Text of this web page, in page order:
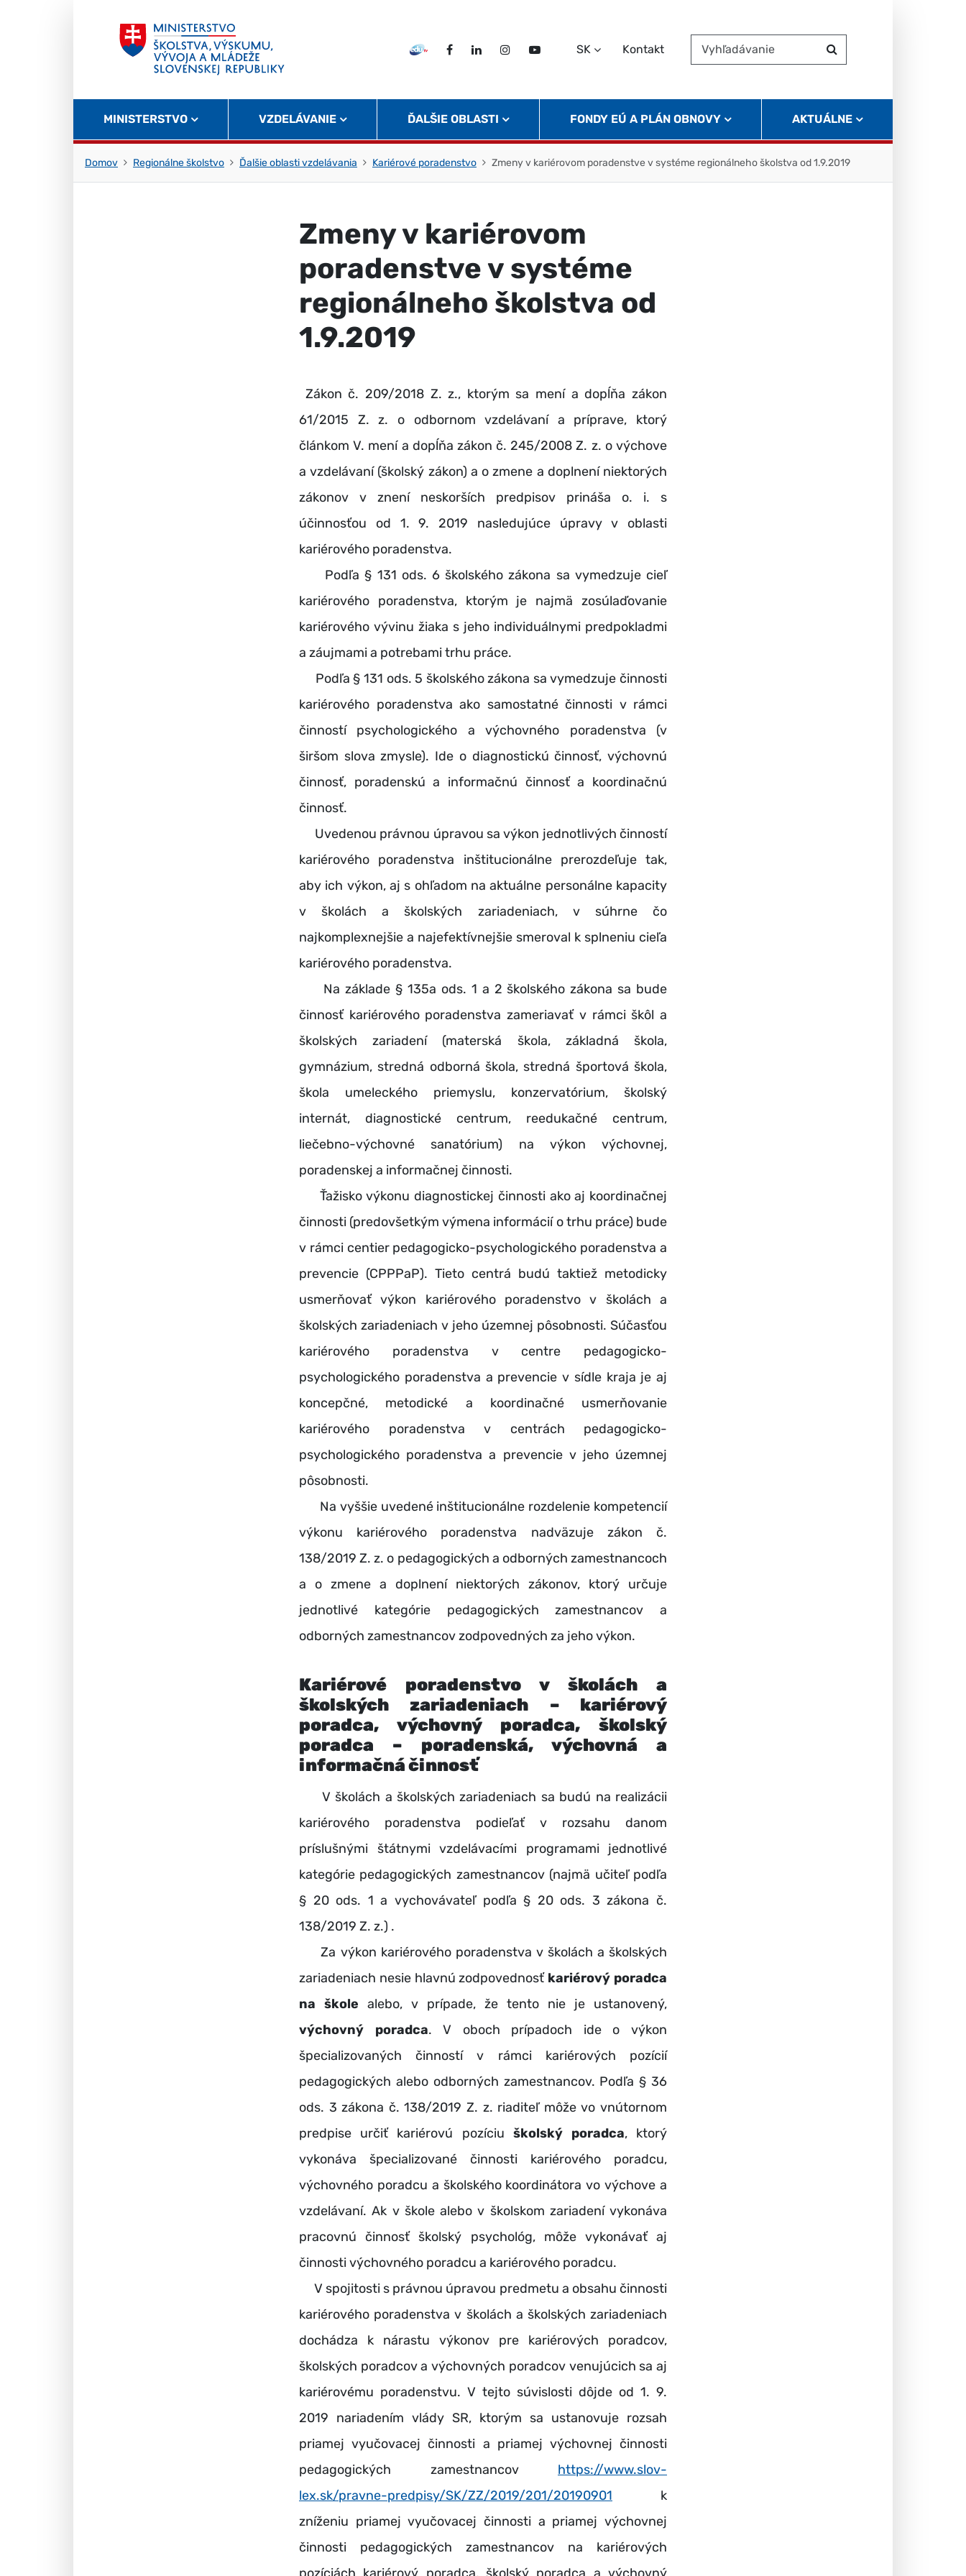
EDU TVFacebookLinkedInInstagram
Twitter
SK Kontakt
Vyhľadávanie
Hľadať
MINISTERSTVO VZDELÁVANIE ĎALŠIE OBLASTI FONDY EÚ A PLÁN OBNOVY AKTUÁLNE
Domov Regionálne školstvo Ďalšie oblasti vzdelávania Kariérové poradenstvo Zmeny v kariérovom poradenstve v systéme regionálneho školstva od 1.9.2019
Zmeny v kariérovom
poradenstve v systéme
regionálneho školstva od
1.9.2019
Zákon č. 209/2018 Z. z., ktorým sa mení a dopĺňa zákon
61/2015 Z. z. o odbornom vzdelávaní a príprave, ktorý
článkom V. mení a dopĺňa zákon č. 245/2008 Z. z. o výchove
a vzdelávaní (školský zákon) a o zmene a doplnení niektorých
zákonov v znení neskorších predpisov prináša o. i. s
účinnosťou od 1. 9. 2019 nasledujúce úpravy v oblasti
kariérového poradenstva.
Podľa § 131 ods. 6 školského zákona sa vymedzuje cieľ
kariérového poradenstva, ktorým je najmä zosúlaďovanie
kariérového vývinu žiaka s jeho individuálnymi predpokladmi
a záujmami a potrebami trhu práce.
Podľa § 131 ods. 5 školského zákona sa vymedzuje činnosti
kariérového poradenstva ako samostatné činnosti v rámci
činností psychologického a výchovného poradenstva (v
širšom slova zmysle). Ide o diagnostickú činnosť, výchovnú
činnosť, poradenskú a informačnú činnosť a koordinačnú
činnosť.
Uvedenou právnou úpravou sa výkon jednotlivých činností
kariérového poradenstva inštitucionálne prerozdeľuje tak,
aby ich výkon, aj s ohľadom na aktuálne personálne kapacity
v školách a školských zariadeniach, v súhrne čo
najkomplexnejšie a najefektívnejšie smeroval k splneniu cieľa
kariérového poradenstva.
Na základe § 135a ods. 1 a 2 školského zákona sa bude
činnosť kariérového poradenstva zameriavať v rámci škôl a
školských zariadení (materská škola, základná škola,
gymnázium, stredná odborná škola, stredná športová škola,
škola umeleckého priemyslu, konzervatórium, školský
internát, diagnostické centrum, reedukačné centrum,
liečebno-výchovné sanatórium) na výkon výchovnej,
poradenskej a informačnej činnosti.
Ťažisko výkonu diagnostickej činnosti ako aj koordinačnej
činnosti (predovšetkým výmena informácií o trhu práce) bude
v rámci centier pedagogicko-psychologického poradenstva a
prevencie (CPPPaP). Tieto centrá budú taktiež metodicky
usmerňovať výkon kariérového poradenstvo v školách a
školských zariadeniach v jeho územnej pôsobnosti. Súčasťou
kariérového poradenstva v centre pedagogicko-
psychologického poradenstva a prevencie v sídle kraja je aj
koncepčné, metodické a koordinačné usmerňovanie
kariérového poradenstva v centrách pedagogicko-
psychologického poradenstva a prevencie v jeho územnej
pôsobnosti.
Na vyššie uvedené inštitucionálne rozdelenie kompetencií
výkonu kariérového poradenstva nadväzuje zákon č.
138/2019 Z. z. o pedagogických a odborných zamestnancoch
a o zmene a doplnení niektorých zákonov, ktorý určuje
jednotlivé kategórie pedagogických zamestnancov a
odborných zamestnancov zodpovedných za jeho výkon.
Kariérové poradenstvo v školách a
školských zariadeniach – kariérový
poradca, výchovný poradca, školský
poradca – poradenská, výchovná a
informačná činnosť
V školách a školských zariadeniach sa budú na realizácii
kariérového poradenstva podieľať v rozsahu danom
príslušnými štátnymi vzdelávacími programami jednotlivé
kategórie pedagogických zamestnancov (najmä učiteľ podľa
§ 20 ods. 1 a vychovávateľ podľa § 20 ods. 3 zákona č.
138/2019 Z. z.) .
Za výkon kariérového poradenstva v školách a školských
zariadeniach nesie hlavnú zodpovednosť kariérový poradca
na škole alebo, v prípade, že tento nie je ustanovený,
výchovný poradca. V oboch prípadoch ide o výkon
špecializovaných činností v rámci kariérových pozícií
pedagogických alebo odborných zamestnancov. Podľa § 36
ods. 3 zákona č. 138/2019 Z. z. riaditeľ môže vo vnútornom
predpise určiť kariérovú pozíciu školský poradca, ktorý
vykonáva špecializované činnosti kariérového poradcu,
výchovného poradcu a školského koordinátora vo výchove a
vzdelávaní. Ak v škole alebo v školskom zariadení vykonáva
pracovnú činnosť školský psychológ, môže vykonávať aj
činnosti výchovného poradcu a kariérového poradcu.
V spojitosti s právnou úpravou predmetu a obsahu činnosti
kariérového poradenstva v školách a školských zariadeniach
dochádza k nárastu výkonov pre kariérových poradcov,
školských poradcov a výchovných poradcov venujúcich sa aj
kariérovému poradenstvu. V tejto súvislosti dôjde od 1. 9.
2019 nariadením vlády SR, ktorým sa ustanovuje rozsah
priamej vyučovacej činnosti a priamej výchovnej činnosti
pedagogických zamestnancov https://www.slov-
lex.sk/pravne-predpisy/SK/ZZ/2019/201/20190901 k
zníženiu priamej vyučovacej činnosti a priamej výchovnej
činnosti pedagogických zamestnancov na kariérových